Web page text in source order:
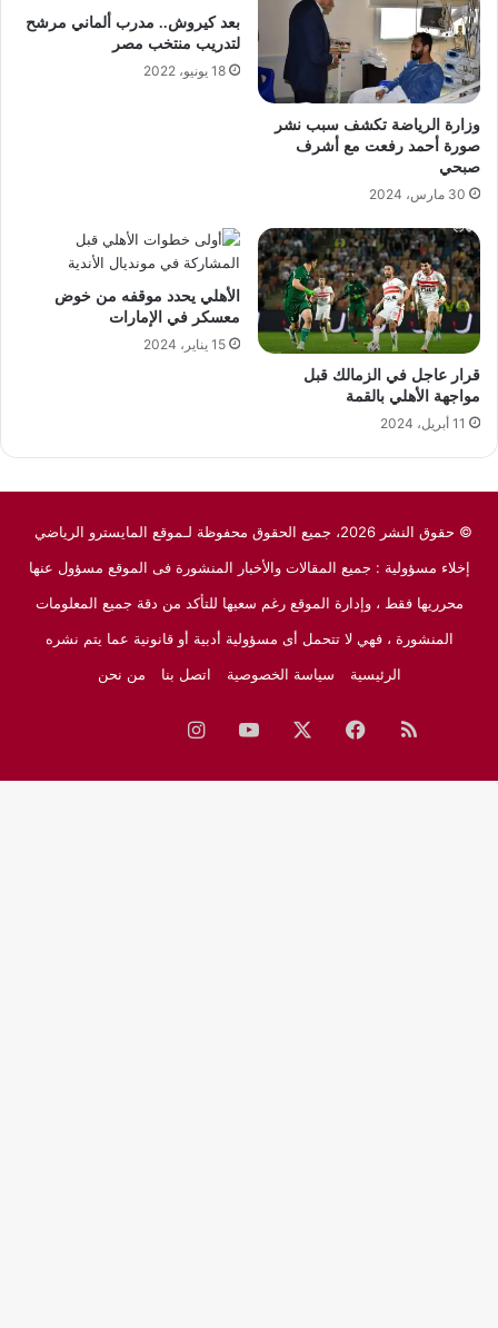
وزارة الرياضة تكشف سبب نشر
صورة أحمد رفعت مع أشرف
صبحي
30 مارس، 2024
بعد كيروش.. مدرب ألماني مرشح
لتدريب منتخب مصر
18 يونيو، 2022
قرار عاجل في الزمالك قبل
مواجهة الأهلي بالقمة
11 أبريل، 2024
الأهلي يحدد موقفه من خوض
معسكر في الإمارات
15 يناير، 2024
© حقوق النشر 2026، جميع الحقوق محفوظة لـموقع المايسترو الرياضي
إخلاء مسؤولية : جميع المقالات والأخبار المنشورة فى الموقع مسؤول عنها
محرريها فقط ، وإدارة الموقع رغم سعيها للتأكد من دقة جميع المعلومات
المنشورة ، فهي لا تتحمل أى مسؤولية أدبية أو قانونية عما يتم نشره
الرئيسية
سياسة الخصوصية اتصل بنا من نحن
ملخص
الموقع
فيسبوك ‫YouTubeانستقرام
نيوز